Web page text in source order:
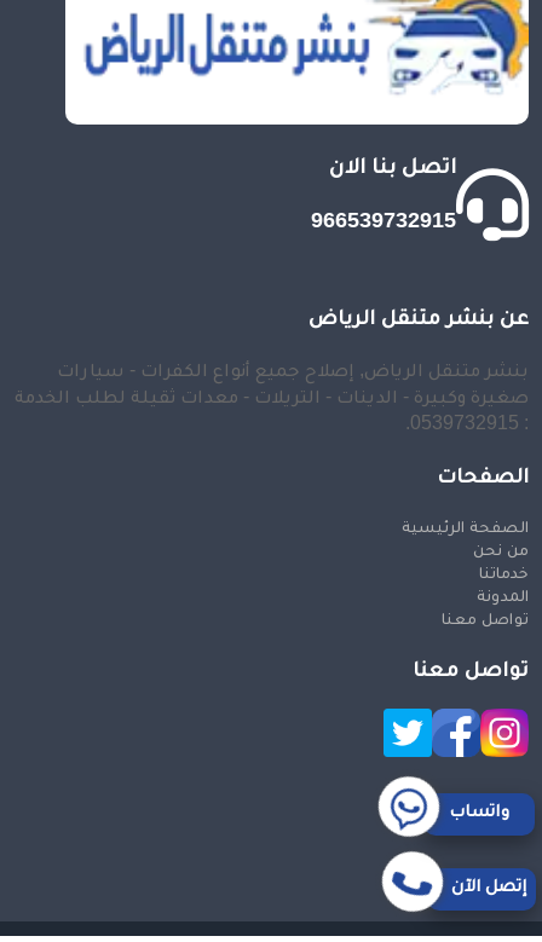
اتصل بنا الان
966539732915
عن بنشر متنقل الرياض
بنشر متنقل الرياض, إصلاح جميع أنواع الكفرات - سيارات
صغيرة وكبيرة - الدينات - التريلات - معدات ثقيلة لطلب الخدمة
: 0539732915.
الصفحات
الصفحة الرئيسية
من نحن
خدماتنا
المدونة
تواصل معنا
تواصل معنا
إتصل الآن
واتساب